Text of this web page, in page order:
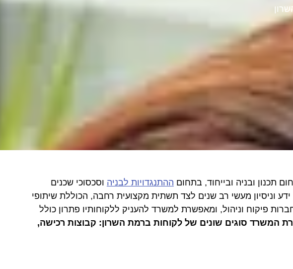
תכנון ובניה ובייחוד, בתחום ההתנגדויות לבניה וסכסוכי שכנים
ידע וניסיון מעשי רב שנים לצד תשתית מקצועית רחבה, הכוללת שיתופי
פיקוח וניהול, ומאפשרת למשרד להעניק ללקוחותיו פתרון כולל
המשרד סוגים שונים של לקוחות ברמת השרון: קבוצות רכישה,